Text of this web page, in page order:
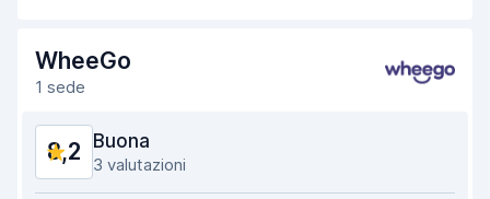
Rapidità del ritiro
Rapidità della riconsegna
Condizioni dell'auto
WheeGo
1 sede
8,2 Buona
3 valutazioni